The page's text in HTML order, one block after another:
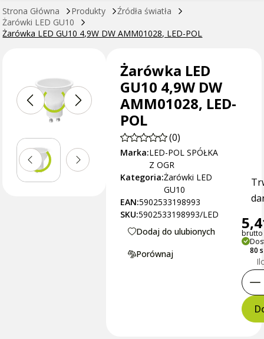
Strona Główna Produkty
Źródła światła
Żarówki LED GU10
Żarówka LED GU10 4,9W DW AMM01028, LED-POL
Żarówka LED
GU10 4,9W DW
AMM01028, LED-
POL
(0)
Marka:LED-POL SPÓŁKA
Z OGR
Kategoria:Żarówki LED
GU10
EAN:5902533198993
SKU:5902533198993/LED
Dodaj do ulubionych
Porównaj
brutto
80